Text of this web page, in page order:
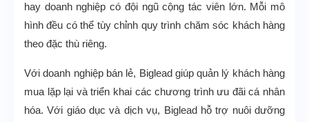
hay doanh nghiệp có đội ngũ cộng tác viên lớn. Mỗi mô
hình đều có thể tùy chỉnh quy trình chăm sóc khách hàng
theo đặc thù riêng.
Với doanh nghiệp bán lẻ, Biglead giúp quản lý khách hàng
mua lặp lại và triển khai các chương trình ưu đãi cá nhân
hóa. Với giáo dục và dịch vụ, Biglead hỗ trợ nuôi dưỡng